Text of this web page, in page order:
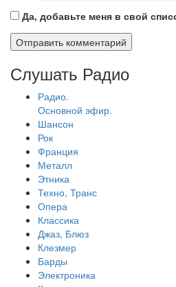
Да, добавьте меня в свой
Слушать Радио
Радио.
Основной эфир.
Шансон
Рок
Франция
Металл
Этника
Техно, Транс
Опера
Классика
Джаз, Блюз
Клезмер
Барды
Электроника